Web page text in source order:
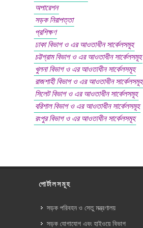
অপারেশন
সড়ক নিরাপত্তা
প্রশিক্ষণ
ঢাকা বিভাগ ও এর আওতাধীন সার্কেলসমূহ
চট্টগ্রাম বিভাগ ও এর আওতাধীন সার্কেলসমূহ
খুলনা বিভাগ ও এর আওতাধীন সার্কেলসমূহ
রাজশাহী বিভাগ ও এর আওতাধীন সার্কেলসমূহ
সিলেট বিভাগ ও এর আওতাধীন সার্কেলসমূহ
বরিশাল বিভাগ ও এর আওতাধীন সার্কেলসমূহ
রংপুর বিভাগ ও এর আওতাধীন সার্কেলসমূহ
পোর্টালসমূহ
সড়ক পরিবহন ও সেতু মন্ত্রণালয়
সড়ক যোগাযোগ এবং হাইওয়ে বিভাগ